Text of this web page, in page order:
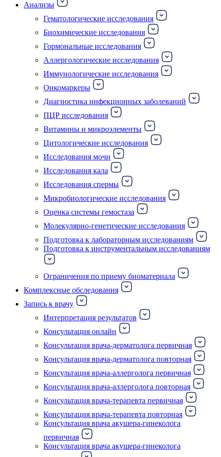
Анализы
Гематологические исследования
Биохимические исследования
Гормональные исследования
Аллергологические исследования
Иммунологические исследования
Онкомаркеры
Диагностика инфекционных заболеваний
ПЦР исследования
Витамины и микроэлементы
Цитологические исследования
Исследования мочи
Исследования кала
Исследования спермы
Микробиологические исследования
Оценка системы гемостаза
Молекулярно-генетические исследования
Подготовка к лабораторным исследованиям
Подготовка к инструментальным исследованиям
Ограничения по приему биоматериала
Комплексные обследования
Запись к врачу
Интерпретация результатов
Консультация онлайн
Консультация врача-дерматолога первичная
Консультация врача-дерматолога повторная
Консультация врача-аллерголога первичная
Консультация врача-аллерголога повторная
Консультация врача-терапевта первичная
Консультация врача-терапевта повторная
Консультация врача акушера-гинеколога
первичная
Консультация врача акушера-гинеколога